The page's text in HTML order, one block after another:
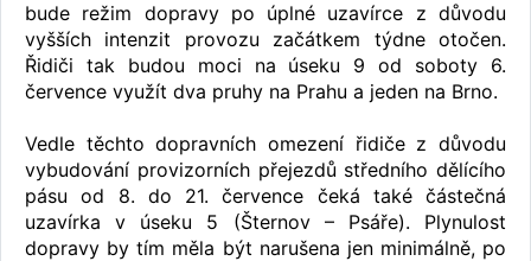
bude režim dopravy po úplné uzavírce z důvodu
vyšších intenzit provozu začátkem týdne otočen.
Řidiči tak budou moci na úseku 9 od soboty 6.
července využít dva pruhy na Prahu a jeden na Brno.
Vedle těchto dopravních omezení řidiče z důvodu
vybudování provizorních přejezdů středního dělícího
pásu od 8. do 21. července čeká také částečná
uzavírka v úseku 5 (Šternov – Psáře). Plynulost
dopravy by tím měla být narušena jen minimálně, po